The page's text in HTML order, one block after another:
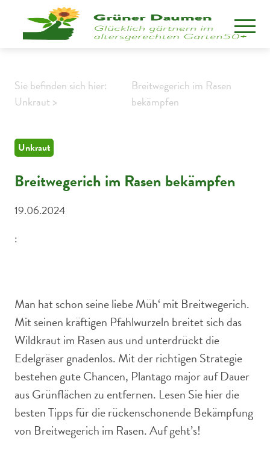
Sie befinden sich hier:
Unkraut >
Breitwegerich im Rasen
bekämpfen
Unkraut
Breitwegerich im Rasen bekämpfen
19.06.2024
:
Man hat schon seine liebe Müh‘ mit Breitwegerich.
Mit seinen kräftigen Pfahlwurzeln breitet sich das
Wildkraut im Rasen aus und unterdrückt die
Edelgräser gnadenlos. Mit der richtigen Strategie
bestehen gute Chancen, Plantago major auf Dauer
aus Grünflächen zu entfernen. Lesen Sie hier die
besten Tipps für die rückenschonende Bekämpfung
von Breitwegerich im Rasen. Auf geht’s!